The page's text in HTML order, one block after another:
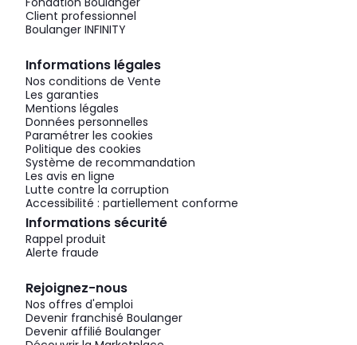
Client professionnel
Boulanger INFINITY
Informations légales
Nos conditions de Vente
Les garanties
Mentions légales
Données personnelles
Paramétrer les cookies
Politique des cookies
Système de recommandation
Les avis en ligne
Lutte contre la corruption
Accessibilité : partiellement conforme
Informations sécurité
Rappel produit
Alerte fraude
Rejoignez-nous
Nos offres d'emploi
Devenir franchisé Boulanger
Devenir affilié Boulanger